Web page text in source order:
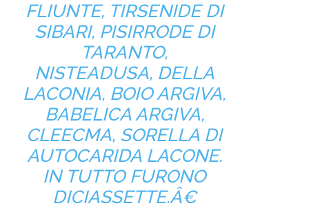
FLIUNTE, TIRSENIDE DI
SIBARI, PISIRRODE DI
TARANTO,
NISTEADUSA, DELLA
LACONIA, BOIO ARGIVA,
BABELICA ARGIVA,
CLEECMA, SORELLA DI
AUTOCARIDA LACONE.
IN TUTTO FURONO
DICIASSETTE.Â€